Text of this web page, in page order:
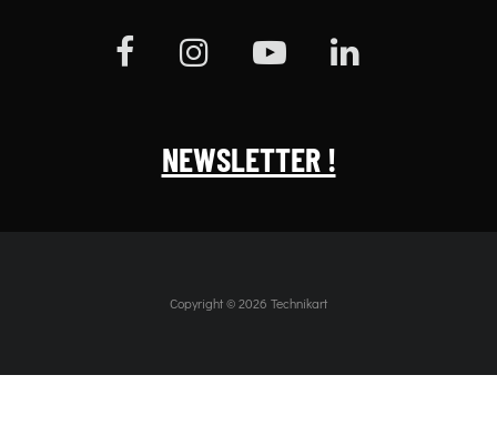
NEWSLETTER !
Copyright © 2026 Technikart